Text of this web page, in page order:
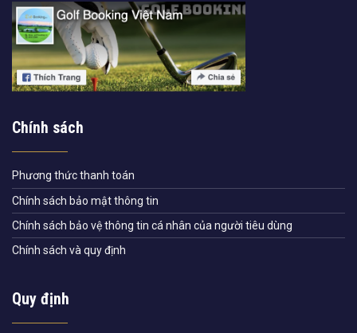
Chính sách
Phương thức thanh toán
Chính sách bảo mật thông tin
Chính sách bảo vệ thông tin cá nhân của người tiêu dùng
Chính sách và quy định
Quy định